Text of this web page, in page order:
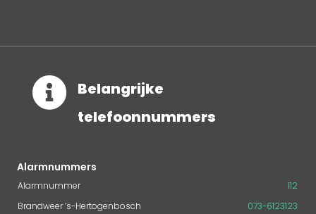

Belangrijke
telefoonnummers
Alarmnummers
Alarmnummer
112
Brandweer ‘s-Hertogenbosch
073-6123123